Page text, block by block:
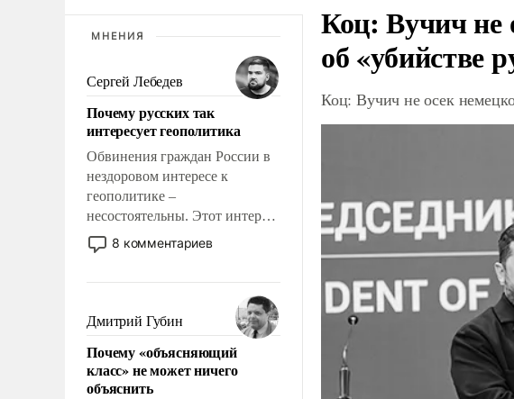
МНЕНИЯ
Сергей Лебедев
Почему русских так
интересует геополитика
Обвинения граждан России в
нездоровом интересе к
геополитике –
несостоятельны. Этот интерес
рационален и прагматичен. Он
обусловлен тысячелетним
фундаментальным знанием,
что мировая политика имеет
свойство заявляться на порог
нашего дома.
8 комментариев
Дмитрий Губин
Почему «объясняющий
класс» не может ничего
объяснить
Коц: Вучич не
об «убийстве
Коц: Вучич не осек